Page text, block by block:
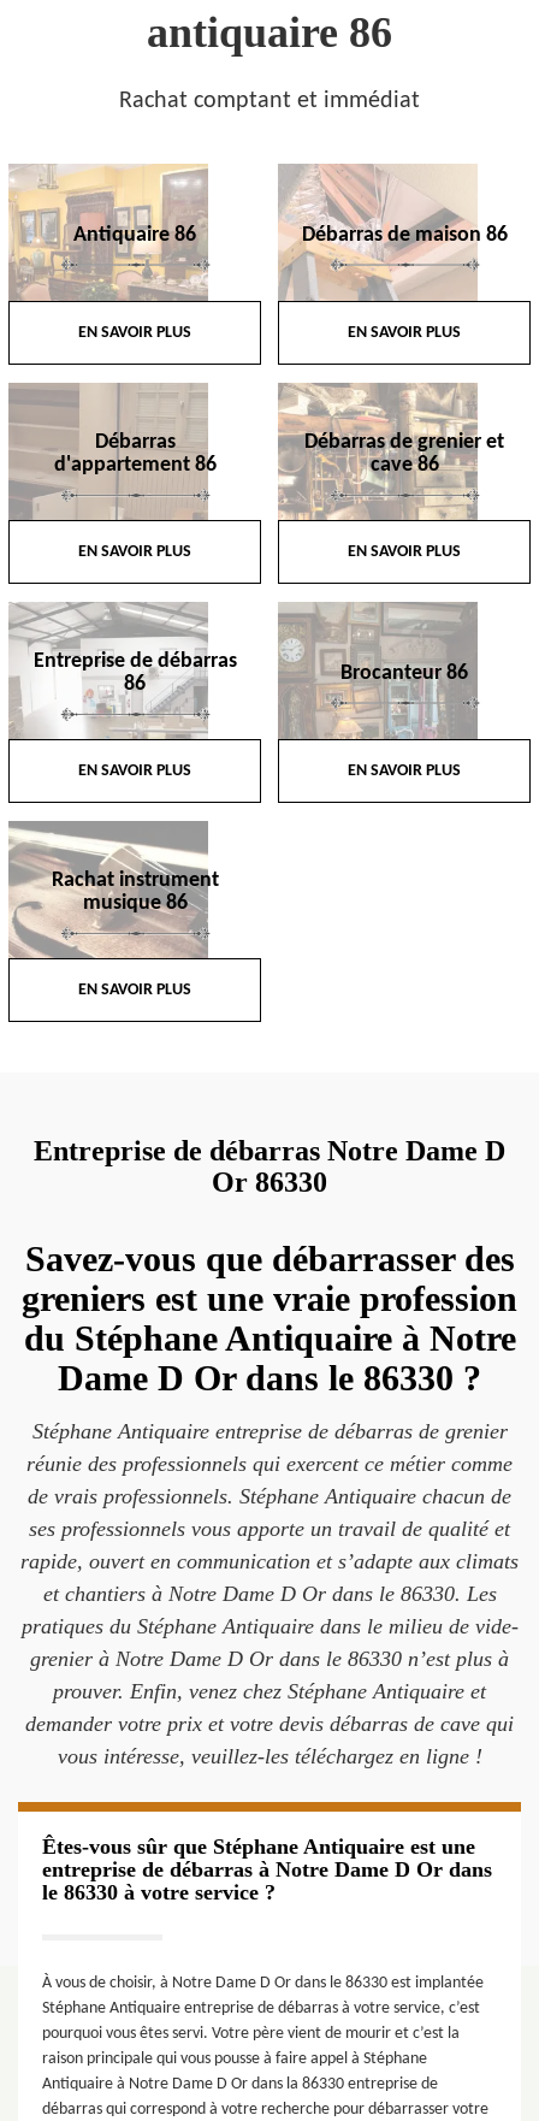
antiquaire 86
Rachat comptant et immédiat
Antiquaire 86
EN SAVOIR PLUS
Débarras de maison 86
EN SAVOIR PLUS
Débarras
d'appartement 86
EN SAVOIR PLUS
Débarras de grenier et
cave 86
EN SAVOIR PLUS
Entreprise de débarras
86
EN SAVOIR PLUS
Brocanteur 86
EN SAVOIR PLUS
Rachat instrument
musique 86
EN SAVOIR PLUS
Entreprise de débarras Notre Dame D
Or 86330
Savez-vous que débarrasser des
greniers est une vraie profession
du Stéphane Antiquaire à Notre
Dame D Or dans le 86330 ?
Stéphane Antiquaire entreprise de débarras de grenier
réunie des professionnels qui exercent ce métier comme
de vrais professionnels. Stéphane Antiquaire chacun de
ses professionnels vous apporte un travail de qualité et
rapide, ouvert en communication et s’adapte aux climats
et chantiers à Notre Dame D Or dans le 86330. Les
pratiques du Stéphane Antiquaire dans le milieu de vide-
grenier à Notre Dame D Or dans le 86330 n’est plus à
prouver. Enfin, venez chez Stéphane Antiquaire et
demander votre prix et votre devis débarras de cave qui
vous intéresse, veuillez-les téléchargez en ligne !
Êtes-vous sûr que Stéphane Antiquaire est une
entreprise de débarras à Notre Dame D Or dans
le 86330 à votre service ?
À vous de choisir, à Notre Dame D Or dans le 86330 est implantée
Stéphane Antiquaire entreprise de débarras à votre service, c’est
pourquoi vous êtes servi. Votre père vient de mourir et c’est la
raison principale qui vous pousse à faire appel à Stéphane
Antiquaire à Notre Dame D Or dans la 86330 entreprise de
débarras qui correspond à votre recherche pour débarrasser votre